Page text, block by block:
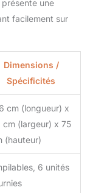
présente une
facilement sur
Dimensions /
Spécificités
cm (longueur) x
cm (largeur) x 75
(hauteur)
6 unités